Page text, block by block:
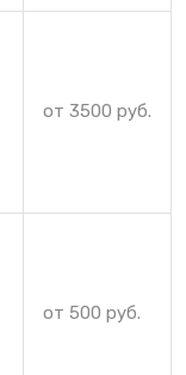
от 3500 руб.
от 500 руб.